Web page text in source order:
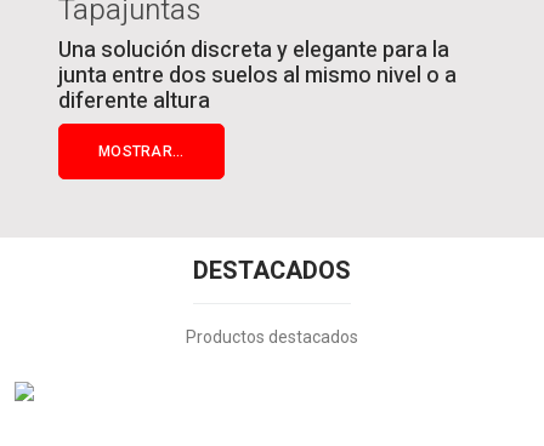
Tapajuntas
Una solución discreta y elegante para la
junta entre dos suelos al mismo nivel o a
diferente altura
MOSTRAR...
DESTACADOS
Productos destacados